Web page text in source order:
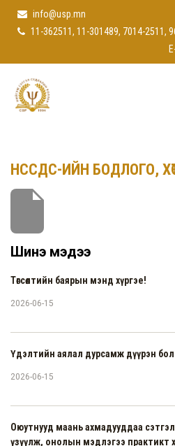
info@usp.mn
11-362511, 11-301489, 7014-2511,
НССДС-ИЙН БОДЛОГО,
Шинэ мэдээ
Төгсөлтийн баярын мэнд хүргэе!
2026-06-15
Үдэлтийн аялал дурсамж дүүрэн
2026-06-15
Оюутнууд маань ахмадууддаа
үзүүлж, онолын мэдлэгээ практикт